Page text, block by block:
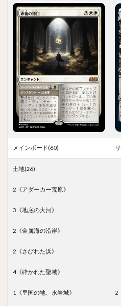
メインボード(60)
土地(26)
2《アダーカー荒原》
3《地底の大河》
2《金属海の沿岸》
2《さびれた浜》
4《砕かれた聖域》
1《皇国の地、永岩城》 2